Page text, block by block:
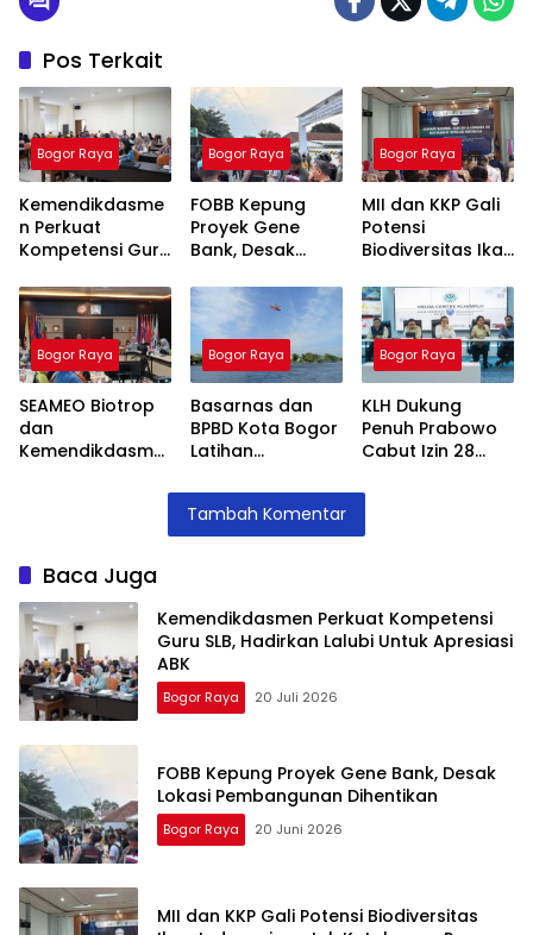
Pos Terkait
Bogor Raya
Kemendikdasme
n Perkuat
Kompetensi Guru
Lalubi Untuk
Apresiasi ABK
Bogor Raya
FOBB Kepung
Proyek Gene
Bank, Desak
Pembangunan
Dihentikan
Bogor Raya
MII dan KKP Gali
Potensi
Biodiversitas Ikan
Ketahanan
Pangan
Bogor Raya
SEAMEO Biotrop
dan
Kemendikdasme
Bogor Raya
Basarnas dan
BPBD Kota Bogor
Latihan
Evakuasi Udara,
Siap Siaga
Liburan Idul Fitri
Bogor Raya
KLH Dukung
Penuh Prabowo
Cabut Izin 28
yang Melanggar
Tambah Komentar
Baca Juga
Kemendikdasmen Perkuat Kompetensi
Guru SLB, Hadirkan Lalubi Untuk Apresiasi
ABK
Bogor Raya 20 Juli 2026
FOBB Kepung Proyek Gene Bank, Desak
Lokasi Pembangunan Dihentikan
Bogor Raya 20 Juni 2026
MII dan KKP Gali Potensi Biodiversitas